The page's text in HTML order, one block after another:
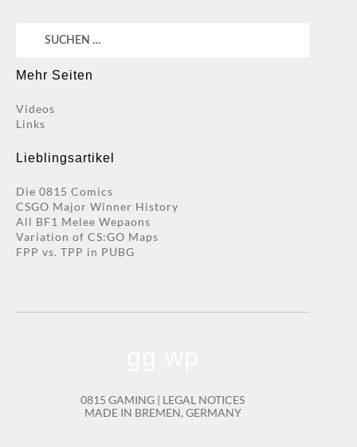
Suchen
Mehr Seiten
Videos
Links
Lieblingsartikel
Die 0815 Comics
CSGO Major Winner History
All BF1 Melee Wepaons
Variation of CS:GO Maps
FPP vs. TPP in PUBG
0815 GAMING | LEGAL NOTICES
MADE IN BREMEN, GERMANY